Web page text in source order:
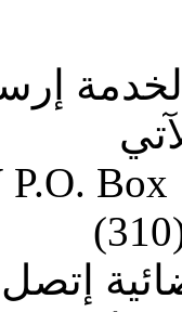
P.O. Box
إتصل